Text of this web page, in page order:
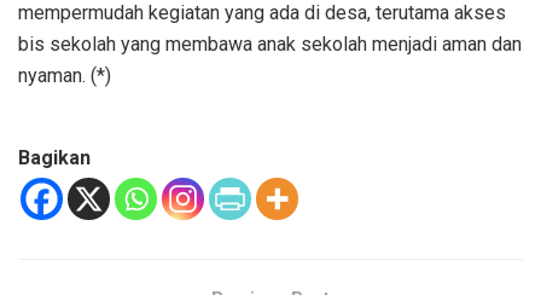
mempermudah kegiatan yang ada di desa, terutama akses
bis sekolah yang membawa anak sekolah menjadi aman dan
nyaman. (*)
Bagikan